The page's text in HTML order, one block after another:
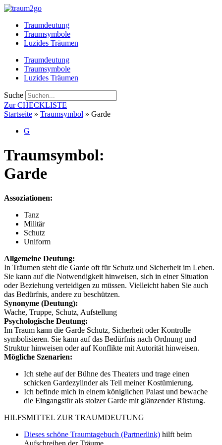
Zum
springenTraumdeutung
Traumsymbole
Luzides Träumen
Traumdeutung
Traumsymbole
Luzides Träumen
Suche
Zur CHECKLISTE
Startseite » Traumsymbol » Garde
G
Traumsymbol:
Garde
Assoziationen:
Tanz
Militär
Schutz
Uniform
Allgemeine Deutung:
In Träumen steht die Garde oft für Schutz und Sicherheit im Leben.
Sie kann auf die Notwendigkeit hinweisen, sich in einer Situation
oder Beziehung verteidigen zu müssen. Vielleicht haben Sie auch
das Bedürfnis, andere zu beschützen.
Synonyme (Deutung):
Wache, Truppe, Schutz, Aufstellung
Psychologische Deutung:
Im Traum kann die Garde Schutz, Sicherheit oder Kontrolle
symbolisieren. Sie kann auf das Bedürfnis nach Ordnung und
Struktur hinweisen oder auf Konflikte mit Autorität hinweisen.
Mögliche Szenarien:
Ich stehe auf der Bühne des Theaters und trage einen
schicken Gardezylinder als Teil meiner Kostümierung.
Ich befinde mich in einem königlichen Palast und bewache
die Eingangstür als stolzer Garde mit glänzender Rüstung.
HILFSMITTEL ZUR TRAUMDEUTUNG
Dieses schöne Traumtagebuch (Partnerlink) hilft beim
Aufschreiben der Träume.